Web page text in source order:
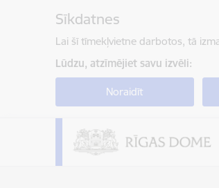
Sīkdatnes
Lai šī tīmekļvietne darbotos, tā
Lūdzu, atzīmējiet savu izvēli:
Noraidīt